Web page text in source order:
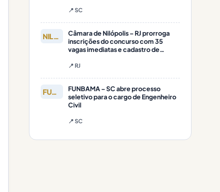
📍 SC
NILÓPOLIS
Câmara de Nilópolis – RJ prorroga
inscrições do concurso com 35
vagas imediatas e cadastro de
📍 RJ
FUNBAMA
FUNBAMA – SC abre processo
seletivo para o cargo de Engenheiro
Civil
📍 SC